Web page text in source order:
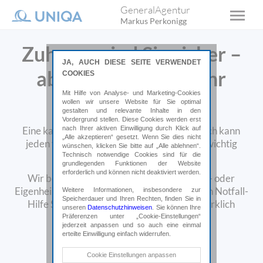
GeneralAgentur
Markus Perkonigg
Zuhause sind Sie sicher –
aber wie sicher ist Ihr
zuhause?
Eine kaputte Wasserleitung oder ein Einbruch kann
jeden von uns treffen. Dann zeigt sich, wie wichtig
rasche und kompetente Hilfe ist.
Wir beraten Sie, warum Sie eine Haushalts- oder
Eigenheimversicherung brauchen, ob eine 24h Notfall-
Hilfe Sinn macht und welche Deckungen wirklich
wichtig sind.
Online abschließen*
JA, AUCH DIESE SEITE VERWENDET
COOKIES
Mit Hilfe von Analyse- und Marketing-Cookies
wollen wir unsere Website für Sie optimal
gestalten und relevante Inhalte in den
Vordergrund stellen. Diese Cookies werden erst
nach Ihrer aktiven Einwilligung durch Klick auf
„Alle akzeptieren“ gesetzt. Wenn Sie dies nicht
wünschen, klicken Sie bitte auf „Alle ablehnen“.
Technisch notwendige Cookies sind für die
grundlegenden Funktionen der Website
erforderlich und können nicht deaktiviert werden.
Weitere Informationen, insbesondere zur
Speicherdauer und Ihren Rechten, finden Sie in
unserenDatenschutzhinweisen . Sie können Ihre
Präferenzen unter „Cookie-Einstellungen“
jederzeit anpassen und so auch eine einmal
erteilte Einwilligung einfach widerrufen.
Technische Cookies
Cookie Einstellungen anpassen